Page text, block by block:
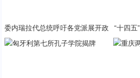
委内瑞拉代总统呼吁各党派展开政
“十四五